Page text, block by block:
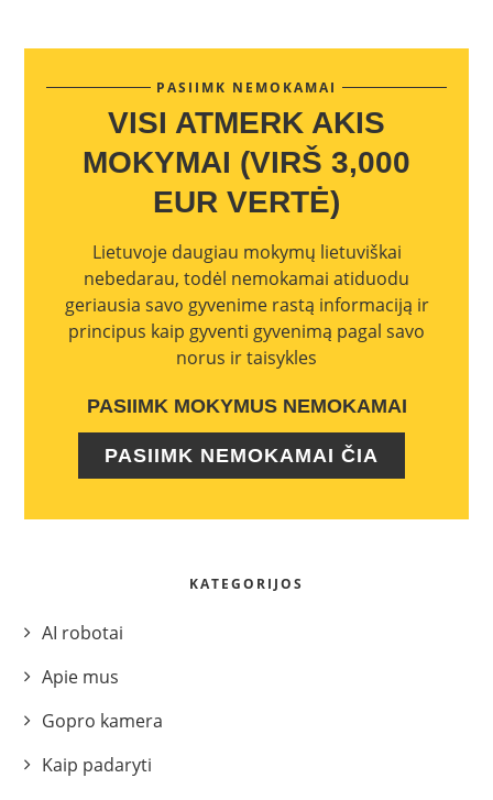
PASIIMK NEMOKAMAI
VISI ATMERK AKIS
MOKYMAI (VIRŠ 3,000
EUR VERTĖ)
Lietuvoje daugiau mokymų lietuviškai
nebedarau, todėl nemokamai atiduodu
geriausia savo gyvenime rastą informaciją ir
principus kaip gyventi gyvenimą pagal savo
norus ir taisykles
PASIIMK MOKYMUS NEMOKAMAI
PASIIMK NEMOKAMAI ČIA
KATEGORIJOS
AI robotai
Apie mus
Gopro kamera
Kaip padaryti